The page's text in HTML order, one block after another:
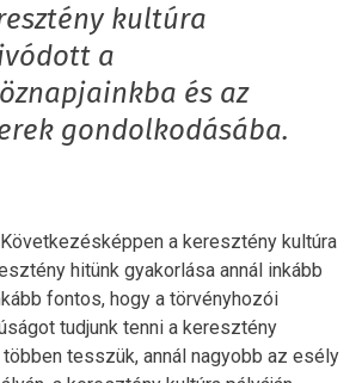
kultúra
a
és az
gondolkodásába.
a keresztény kultúra
hitünk gyakorlása annál inkább
fontos, hogy a törvényhozói
tudjunk tenni a keresztény
tesszük, annál nagyobb az esély